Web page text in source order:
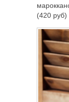
(420